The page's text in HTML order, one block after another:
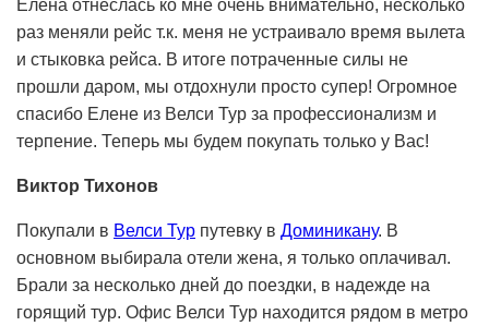
Елена отнеслась ко мне очень внимательно, несколько
раз меняли рейс т.к. меня не устраивало время вылета
и стыковка рейса. В итоге потраченные силы не
прошли даром, мы отдохнули просто супер! Огромное
спасибо Елене из Велси Тур за профессионализм и
терпение. Теперь мы будем покупать только у Вас!
Виктор Тихонов
Покупали в Велси Тур путевку в Доминикану. В
основном выбирала отели жена, я только оплачивал.
Брали за несколько дней до поездки, в надежде на
горящий тур. Офис Велси Тур находится рядом в метро